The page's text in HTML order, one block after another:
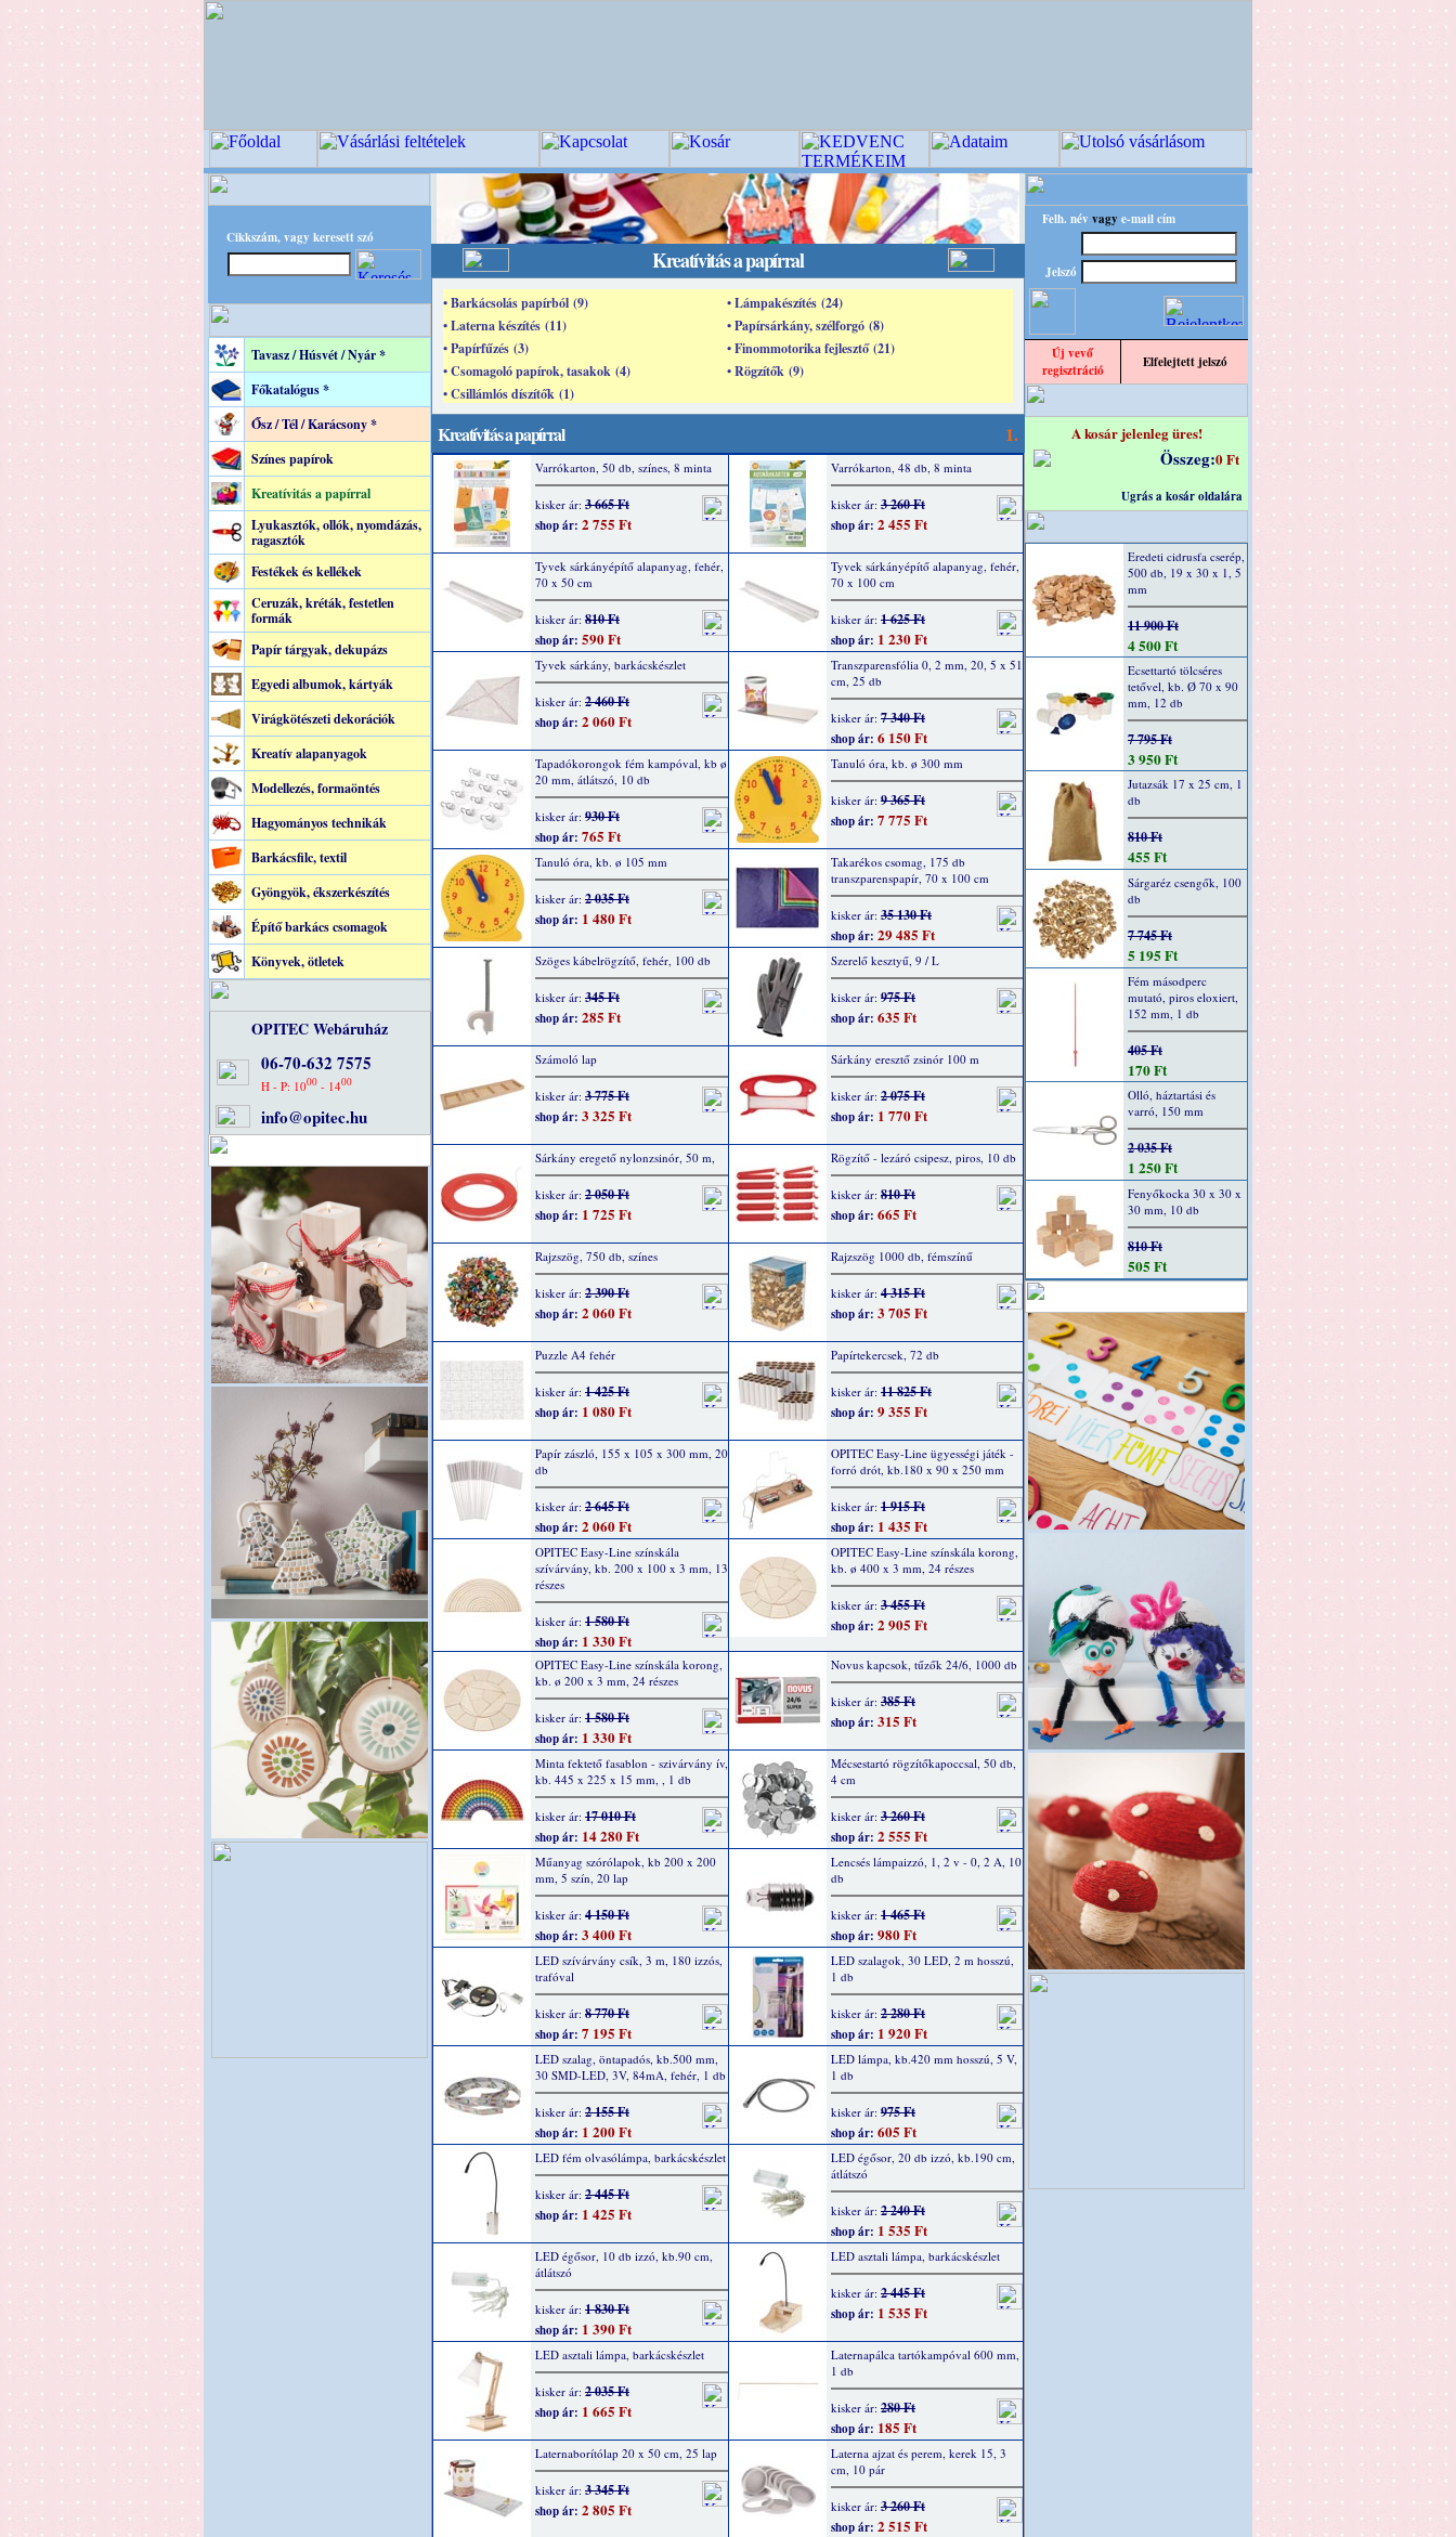
Cikkszám, vagy keresett szó
Tavasz / Húsvét / Nyár *
Főkatalógus *
Ősz / Tél / Karácsony *
Színes papírok
Kreatívitás a papírral
Lyukasztók, ollók, nyomdázás,
ragasztók
Festékek és kellékek
Ceruzák, kréták, festetlen
formák
Papír tárgyak, dekupázs
Egyedi albumok, kártyák
Virágkötészeti dekorációk
Kreatív alapanyagok
Modellezés, formaöntés
Hagyományos technikák
Barkácsfilc, textil
Gyöngyök, ékszerkészítés
Építő barkács csomagok
Könyvek, ötletek
OPITEC Webáruház
06-70-632 7575
H - P: 1000- 1400
info@opitec.hu
Kreatívitás a papírral
• Barkácsolás papírból (9)
• Lámpakészítés (24)
• Laterna készítés (11)
• Papírsárkány, szélforgó (8)
• Papírfűzés (3)
• Finommotorika fejlesztő (21)
• Csomagoló papírok, tasakok (4)
• Rögzítők (9)
• Csillámlós díszítők (1)
Kreatívitás a papírral 1.
Varrókarton, 50 db, színes, 8 minta
kisker ár: 3 665 Ft
shop ár: 2 755 Ft
Varrókarton, 48 db, 8 minta
kisker ár: 3 260 Ft
shop ár: 2 455 Ft
Tyvek sárkányépítő alapanyag, fehér,
70 x 50 cm
kisker ár: 810 Ft
shop ár: 590 Ft
Tyvek sárkányépítő alapanyag, fehér,
70 x 100 cm
kisker ár: 1 625 Ft
shop ár: 1 230 Ft
Tyvek sárkány, barkácskészlet
kisker ár: 2 460 Ft
shop ár: 2 060 Ft
Transzparensfólia 0, 2 mm, 20, 5 x 51
cm, 25 db
kisker ár: 7 340 Ft
shop ár: 6 150 Ft
Tapadókorongok fém kampóval, kb ø
20 mm, átlátszó, 10 db
kisker ár: 930 Ft
shop ár: 765 Ft
Tanuló óra, kb. ø 300 mm
kisker ár: 9 365 Ft
shop ár: 7 775 Ft
Tanuló óra, kb. ø 105 mm
kisker ár: 2 035 Ft
shop ár: 1 480 Ft
Takarékos csomag, 175 db
transzparenspapír, 70 x 100 cm
kisker ár: 35 130 Ft
shop ár: 29 485 Ft
Szöges kábelrögzítő, fehér, 100 db
kisker ár: 345 Ft
shop ár: 285 Ft
Szerelő kesztyű, 9 / L
kisker ár: 975 Ft
shop ár: 635 Ft
Számoló lap
kisker ár: 3 775 Ft
shop ár: 3 325 Ft
Sárkány eresztő zsinór 100 m
kisker ár: 2 075 Ft
shop ár: 1 770 Ft
Sárkány eregető nylonzsinór, 50 m,
kisker ár: 2 050 Ft
shop ár: 1 725 Ft
Rögzítő - lezáró csipesz, piros, 10 db
kisker ár: 810 Ft
shop ár: 665 Ft
Rajzszög, 750 db, színes
kisker ár: 2 390 Ft
shop ár: 2 060 Ft
Rajzszög 1000 db, fémszínű
kisker ár: 4 315 Ft
shop ár: 3 705 Ft
Puzzle A4 fehér
kisker ár: 1 425 Ft
shop ár: 1 080 Ft
Papírtekercsek, 72 db
kisker ár: 11 825 Ft
shop ár: 9 355 Ft
Papír zászló, 155 x 105 x 300 mm, 20
db
kisker ár: 2 645 Ft
shop ár: 2 060 Ft
OPITEC Easy-Line ügyességi játék -
forró drót, kb.180 x 90 x 250 mm
kisker ár: 1 915 Ft
shop ár: 1 435 Ft
OPITEC Easy-Line színskála
szívárvány, kb. 200 x 100 x 3 mm, 13
részes
kisker ár: 1 580 Ft
shop ár: 1 330 Ft
OPITEC Easy-Line színskála korong,
kb. ø 400 x 3 mm, 24 részes
kisker ár: 3 455 Ft
shop ár: 2 905 Ft
OPITEC Easy-Line színskála korong,
kb. ø 200 x 3 mm, 24 részes
kisker ár: 1 580 Ft
shop ár: 1 330 Ft
Novus kapcsok, tűzők 24/6, 1000 db
kisker ár: 385 Ft
shop ár: 315 Ft
Minta fektető fasablon - szivárvány ív,
kb. 445 x 225 x 15 mm, , 1 db
kisker ár: 17 010 Ft
shop ár: 14 280 Ft
Mécsestartó rögzítőkapoccsal, 50 db,
4 cm
kisker ár: 3 260 Ft
shop ár: 2 555 Ft
Műanyag szórólapok, kb 200 x 200
mm, 5 szín, 20 lap
kisker ár: 4 150 Ft
shop ár: 3 400 Ft
Lencsés lámpaizzó, 1, 2 v - 0, 2 A, 10
db
kisker ár: 1 465 Ft
shop ár: 980 Ft
LED szívárvány csík, 3 m, 180 izzós,
trafóval
kisker ár: 8 770 Ft
shop ár: 7 195 Ft
LED szalagok, 30 LED, 2 m hosszú,
1 db
kisker ár: 2 280 Ft
shop ár: 1 920 Ft
LED szalag, öntapadós, kb.500 mm,
30 SMD-LED, 3V, 84mA, fehér, 1 db
kisker ár: 2 155 Ft
shop ár: 1 200 Ft
LED lámpa, kb.420 mm hosszú, 5 V,
1 db
kisker ár: 975 Ft
shop ár: 605 Ft
LED fém olvasólámpa, barkácskészlet
kisker ár: 2 445 Ft
shop ár: 1 425 Ft
LED égősor, 20 db izzó, kb.190 cm,
átlátszó
kisker ár: 2 240 Ft
shop ár: 1 535 Ft
LED égősor, 10 db izzó, kb.90 cm,
átlátszó
kisker ár: 1 830 Ft
shop ár: 1 390 Ft
LED asztali lámpa, barkácskészlet
kisker ár: 2 445 Ft
shop ár: 1 535 Ft
LED asztali lámpa, barkácskészlet
kisker ár: 2 035 Ft
shop ár: 1 665 Ft
Laternapálca tartókampóval 600 mm,
1 db
kisker ár: 280 Ft
shop ár: 185 Ft
Laternaborítólap 20 x 50 cm, 25 lap
kisker ár: 3 345 Ft
shop ár: 2 805 Ft
Laterna ajzat és perem, kerek 15, 3
cm, 10 pár
kisker ár: 3 260 Ft
shop ár: 2 515 Ft
Felh. név vagy e-mail cím
Jelszó
Új vevő
regisztráció
Elfelejtett jelszó
A kosár jelenleg üres!
Összeg:0 Ft
Ugrás a kosár oldalára
Eredeti cidrusfa cserép,
500 db, 19 x 30 x 1, 5
mm
11 900 Ft
4 500 Ft
Ecsettartó tölcséres
tetővel, kb. Ø 70 x 90
mm, 12 db
7 795 Ft
3 950 Ft
Jutazsák 17 x 25 cm, 1
db
810 Ft
455 Ft
Sárgaréz csengők, 100
db
7 745 Ft
5 195 Ft
Fém másodperc
mutató, piros eloxiert,
152 mm, 1 db
405 Ft
170 Ft
Olló, háztartási és
varró, 150 mm
2 035 Ft
1 250 Ft
Fenyőkocka 30 x 30 x
30 mm, 10 db
810 Ft
505 Ft